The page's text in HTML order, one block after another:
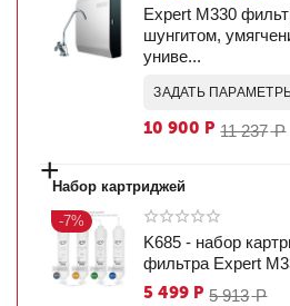
Expert M330
шунгитом,
униве...
10 900 Р 11 237Р
+Набор картриджей
-7%
K685 - набор
фильтра Expert
5 499 Р 5 913 Р